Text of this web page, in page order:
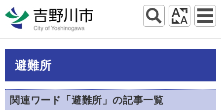
避難所
関連ワード「避難所」の記事一覧